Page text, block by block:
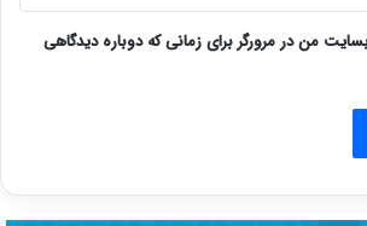
من در مرورگر برای زمانی که دوباره دیدگاهی